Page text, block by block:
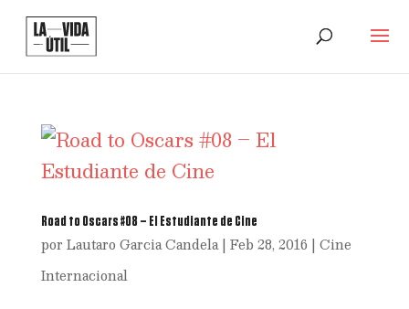
Road to Oscars #08 – El Estudiante de Cine
por Lautaro Garcia Candela| Feb 28, 2016 | Cine
Internacional